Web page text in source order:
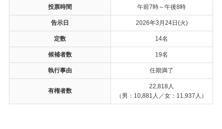
投票時間 午前7時～午後8時
告示日 2026年3月24日(火)
定数 14名
候補者数 19名
執行事由 任期満了
有権者数
22,818人
（男：10,881人／女：11,937人）